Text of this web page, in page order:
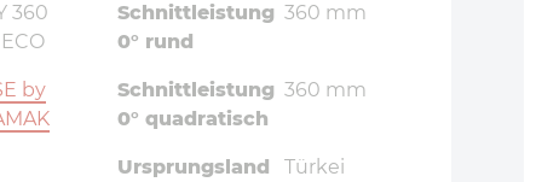
360
by
Schnittleistung
0° rund
360 mm
Schnittleistung
0° quadratisch
360 mm
Ursprungsland Türkei